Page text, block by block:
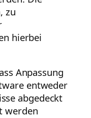
zu
hierbei
Anpassung
entweder
abgedeckt
werden